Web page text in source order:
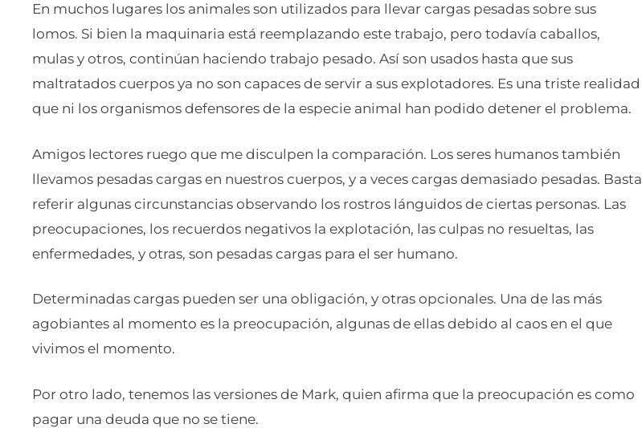
En muchos lugares los animales son utilizados para llevar cargas pesadas sobre sus
lomos. Si bien la maquinaria está reemplazando este trabajo, pero todavía caballos,
mulas y otros, continúan haciendo trabajo pesado. Así son usados hasta que sus
maltratados cuerpos ya no son capaces de servir a sus explotadores. Es una triste realidad
que ni los organismos defensores de la especie animal han podido detener el problema.
Amigos lectores ruego que me disculpen la comparación. Los seres humanos también
llevamos pesadas cargas en nuestros cuerpos, y a veces cargas demasiado pesadas. Basta
referir algunas circunstancias observando los rostros lánguidos de ciertas personas. Las
preocupaciones, los recuerdos negativos la explotación, las culpas no resueltas, las
enfermedades, y otras, son pesadas cargas para el ser humano.
Determinadas cargas pueden ser una obligación, y otras opcionales. Una de las más
agobiantes al momento es la preocupación, algunas de ellas debido al caos en el que
vivimos el momento.
Por otro lado, tenemos las versiones de Mark, quien afirma que la preocupación es como
pagar una deuda que no se tiene.